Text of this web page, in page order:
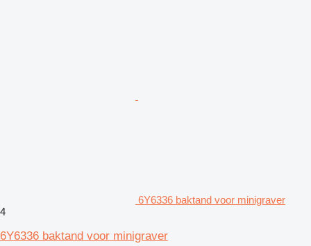
6Y6336 baktand voor minigraver
4
6Y6336 baktand voor minigraver